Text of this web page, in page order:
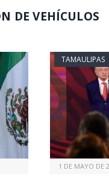
DE VEHÍCULOS
TAMAULIPAS
1 DE MAYO DE